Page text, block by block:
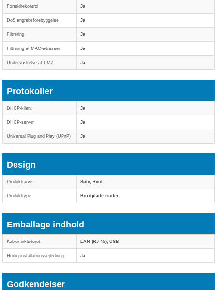
Forældrekontrol Ja
DoS angrebsforebyggelse Ja
Filtrering Ja
Filtrering af MAC-adresser Ja
Understøttelse af DMZ Ja
Protokoller
DHCP-klient Ja
DHCP-server Ja
Universal Plug and Play (UPnP) Ja
Design
Produktfarve Sølv, Hvid
Produkttype Bordplade router
Emballage indhold
Kabler inkluderet LAN (RJ-45), USB
Hurtig installationsvejledning Ja
Godkendelser